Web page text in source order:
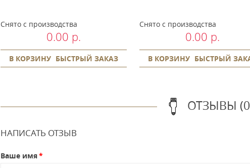
Снято с производства
0.00 р.
В КОРЗИНУ БЫСТРЫЙ ЗАКАЗ
Снято с производства
0.00 р.
В КОРЗИНУ БЫСТРЫЙ
ОТЗЫВЫ
НАПИСАТЬ ОТЗЫВ
Ваше имя